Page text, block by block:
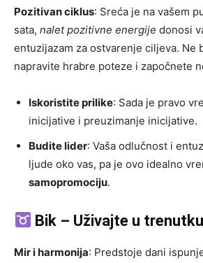
Pozitivan ciklus: Sreća je na vašem
sata, nalet pozitivne energije donosi
entuzijazam za ostvarenje ciljeva. Ne
napravite hrabre poteze i započnete
Iskoristite prilike: Sada je pravo
inicijative i preuzimanje inicijative.
Budite lider: Vaša odlučnost i
ljude oko vas, pa je ovo idealno
samopromociju.
Bik – Uživajte u trenutku
Mir i harmonija: Predstoje dani